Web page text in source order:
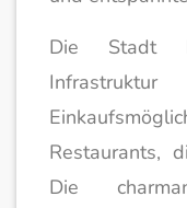
Die Stadt
Restaurants,
Die